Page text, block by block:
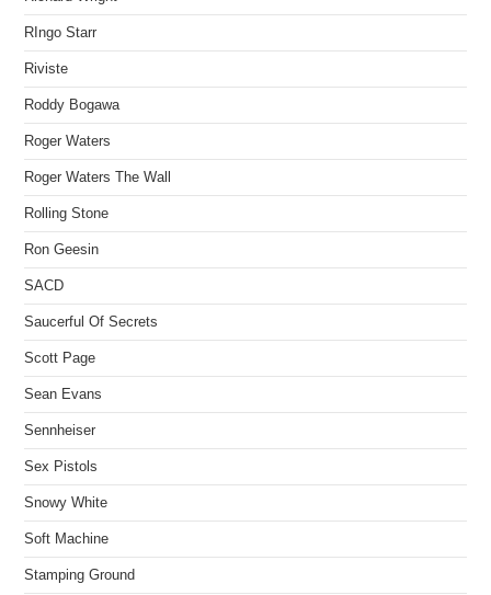
RIngo Starr
Riviste
Roddy Bogawa
Roger Waters
Roger Waters The Wall
Rolling Stone
Ron Geesin
SACD
Saucerful Of Secrets
Scott Page
Sean Evans
Sennheiser
Sex Pistols
Snowy White
Soft Machine
Stamping Ground